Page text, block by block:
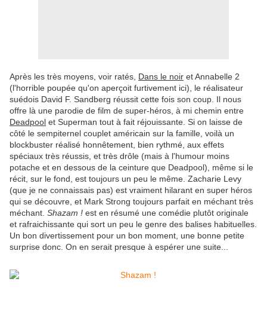
Après les très moyens, voir ratés, Dans le noir et Annabelle 2
(l'horrible poupée qu'on aperçoit furtivement ici), le réalisateur
suédois David F. Sandberg réussit cette fois son coup. Il nous
offre là une parodie de film de super-héros, à mi chemin entre
Deadpool et Superman tout à fait réjouissante. Si on laisse de
côté le sempiternel couplet américain sur la famille, voilà un
blockbuster réalisé honnêtement, bien rythmé, aux effets
spéciaux très réussis, et très drôle (mais à l'humour moins
potache et en dessous de la ceinture que Deadpool), même si le
récit, sur le fond, est toujours un peu le même. Zacharie Levy
(que je ne connaissais pas) est vraiment hilarant en super héros
qui se découvre, et Mark Strong toujours parfait en méchant très
méchant. Shazam ! est en résumé une comédie plutôt originale
et rafraichissante qui sort un peu le genre des balises habituelles.
Un bon divertissement pour un bon moment, une bonne petite
surprise donc. On en serait presque à espérer une suite...